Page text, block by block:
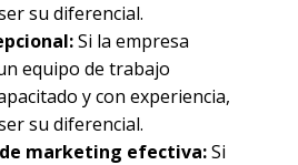
su diferencial.
Si la empresa
equipo de trabajo
y con experiencia,
su diferencial.
marketing efectiva:Si